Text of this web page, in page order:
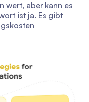
wert, aber kann es
ist ja. Es gibt